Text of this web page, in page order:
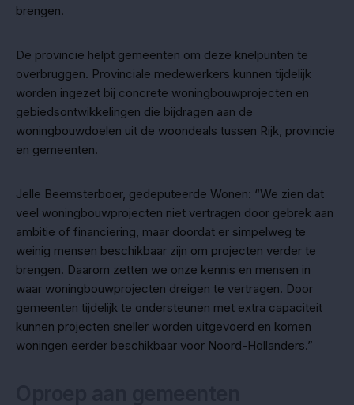
brengen.
De provincie helpt gemeenten om deze knelpunten te
overbruggen. Provinciale medewerkers kunnen tijdelijk
worden ingezet bij concrete woningbouwprojecten en
gebiedsontwikkelingen die bijdragen aan de
woningbouwdoelen uit de woondeals tussen Rijk, provincie
en gemeenten.
Jelle Beemsterboer, gedeputeerde Wonen: “We zien dat
veel woningbouwprojecten niet vertragen door gebrek aan
ambitie of financiering, maar doordat er simpelweg te
weinig mensen beschikbaar zijn om projecten verder te
brengen. Daarom zetten we onze kennis en mensen in
waar woningbouwprojecten dreigen te vertragen. Door
gemeenten tijdelijk te ondersteunen met extra capaciteit
kunnen projecten sneller worden uitgevoerd en komen
woningen eerder beschikbaar voor Noord-Hollanders.”